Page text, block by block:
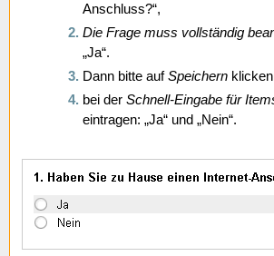
Anschluss?“,
Die Frage muss vollständig
„Ja“.
Dann bitte aufSpeichernklicken
bei der Schnell-Eingabe für
eintragen: „Ja“ und „Nein“.